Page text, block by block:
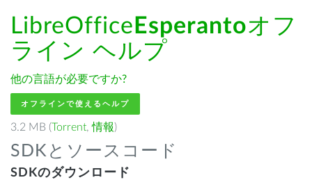
LibreOffice Esperantoオフ
ライン ヘルプ
他の言語が必要ですか?
オフラインで使えるヘルプ
3.2 MB (Torrent,情報)
SDKとソースコード
SDKのダウンロード